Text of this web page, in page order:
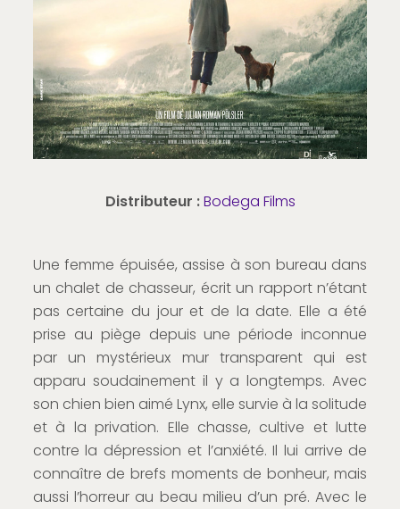
Distributeur :Bodega Films
Une femme épuisée, assise à son bureau dans
un chalet de chasseur, écrit un rapport n’étant
pas certaine du jour et de la date. Elle a été
prise au piège depuis une période inconnue
par un mystérieux mur transparent qui est
apparu soudainement il y a longtemps. Avec
son chien bien aimé Lynx, elle survie à la solitude
et à la privation. Elle chasse, cultive et lutte
contre la dépression et l’anxiété. Il lui arrive de
connaître de brefs moments de bonheur, mais
aussi l’horreur au beau milieu d’un pré. Avec le